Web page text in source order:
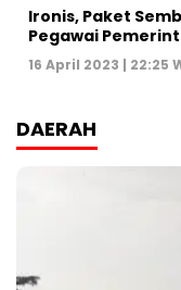
Ironis, Paket
Pegawai
16 April 2023 | 22:25
DAERAH